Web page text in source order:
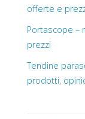
offerte e
Portascope –
prezzi
Tendine
prodotti,